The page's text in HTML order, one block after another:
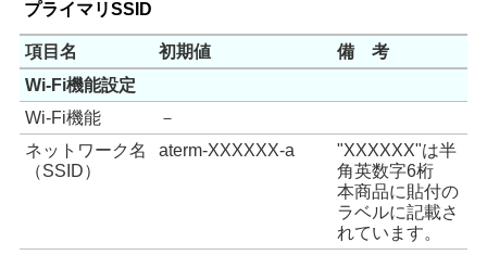
プライマリSSID
項目名 初期値
備 考
Wi-Fi機能設定
Wi-Fi機能
－
ネットワーク名
（SSID）
aterm-XXXXXX-a
"XXXXXX"は半
角英数字6桁
本商品に貼付の
ラベルに記載さ
れています。